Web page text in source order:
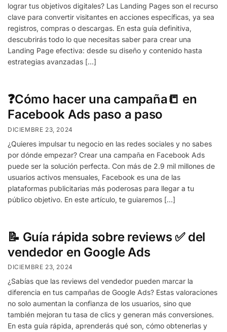
lograr tus objetivos digitales? Las Landing Pages son el recurso
clave para convertir visitantes en acciones específicas, ya sea
registros, compras o descargas. En esta guía definitiva,
descubrirás todo lo que necesitas saber para crear una
Landing Page efectiva: desde su diseño y contenido hasta
estrategias avanzadas […]
❓Cómo hacer una campaña📒 en
Facebook Ads paso a paso
DICIEMBRE 23, 2024
¿Quieres impulsar tu negocio en las redes sociales y no sabes
por dónde empezar? Crear una campaña en Facebook Ads
puede ser la solución perfecta. Con más de 2.9 mil millones de
usuarios activos mensuales, Facebook es una de las
plataformas publicitarias más poderosas para llegar a tu
público objetivo. En este artículo, te guiaremos […]
📝 Guía rápida sobre reviews ✅ del
vendedor en Google Ads
DICIEMBRE 23, 2024
¿Sabías que las reviews del vendedor pueden marcar la
diferencia en tus campañas de Google Ads? Estas valoraciones
no solo aumentan la confianza de los usuarios, sino que
también mejoran tu tasa de clics y generan más conversiones.
En esta guía rápida, aprenderás qué son, cómo obtenerlas y